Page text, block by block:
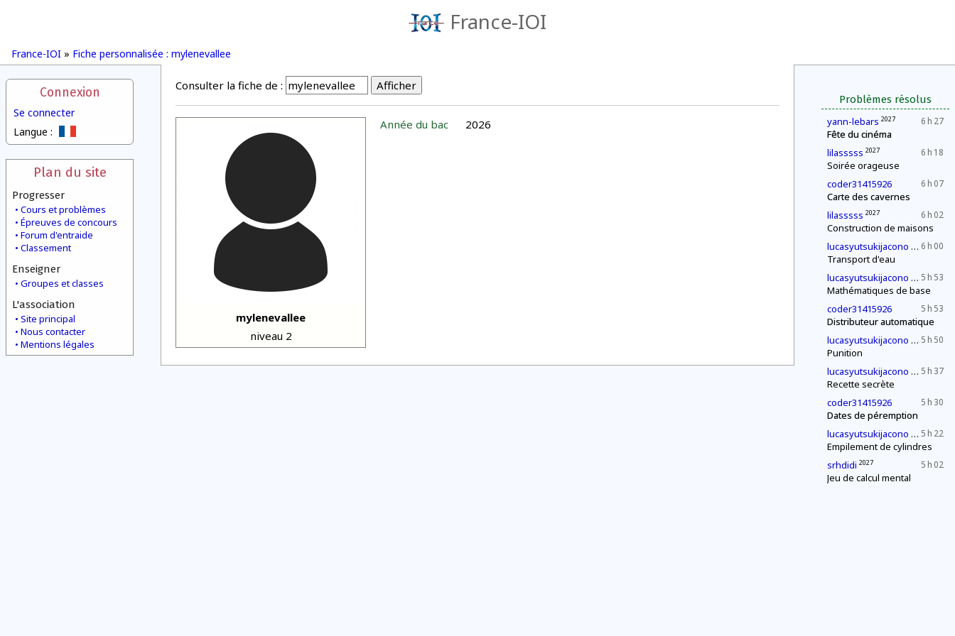
France-IOI
France-IOI » Fiche personnalisée : mylenevallee
Connexion
Se connecter
Langue :
Plan du site
Progresser
Cours et problèmes
Épreuves de concours
Forum d'entraide
Classement
Enseigner
Groupes et classes
L'association
Site principal
Nous contacter
Mentions légales
Problèmes résolus
6 h 27
yann-lebars 2027
Fête du cinéma
6 h 18
lilasssss 2027
Soirée orageuse
6 h 07
coder31415926
Carte des cavernes
6 h 02
lilasssss 2027
Construction de maisons
6 h 00
lucasyutsukijacono 2030
Transport d'eau
5 h 53
lucasyutsukijacono 2030
Mathématiques de base
5 h 53
coder31415926
Distributeur automatique
5 h 50
lucasyutsukijacono 2030
Punition
5 h 37
lucasyutsukijacono 2030
Recette secrète
5 h 30
coder31415926
Dates de péremption
5 h 22
lucasyutsukijacono 2030
Empilement de cylindres
5 h 02
srhdidi 2027
Jeu de calcul mental
Consulter la fiche de :
mylenevallee
niveau 2
Année du bac 2026